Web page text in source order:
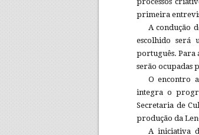
primeira
A condução
escolhido será
português. Para
serão ocupadas
O encontro
integra o
Secretaria de
produção da
A iniciativa